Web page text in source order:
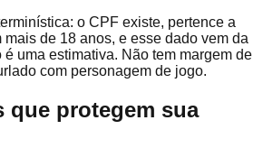
o CPF existe, pertence a
de 18 anos, e esse dado vem da
uma estimativa. Não tem margem de
com personagem de jogo.
que protegem sua